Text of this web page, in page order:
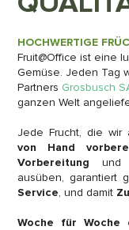
HOCHWERTIGE
Fruit@Office ist eine
Gemüse. Jeden Tag
Partners Grosbusch
ganzen Welt
Jede Frucht, die wir
von Hand
Vorbereitung
ausüben, garantiert
Service, und damit
Woche für Woche